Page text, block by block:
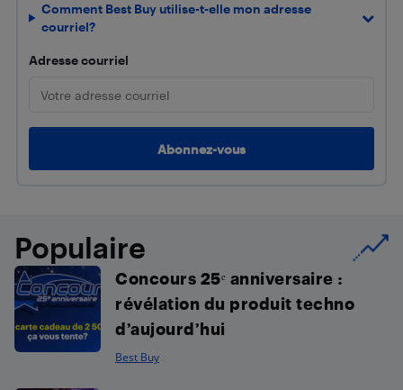
Comment Best Buy utilise-t-elle mon adresse
courriel?
Adresse courriel
Populaire
Concours 25ᵉ anniversaire :
révélation du produit techno
d’aujourd’hui
Best Buy